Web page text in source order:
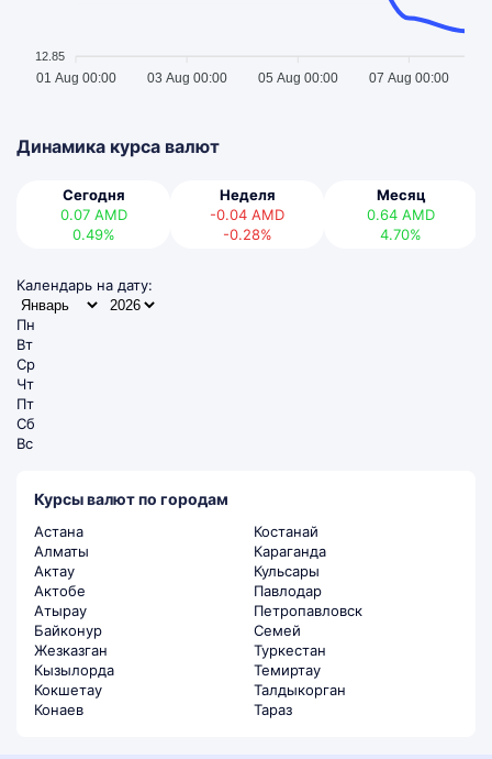
12.85
01 Aug 00:00 03 Aug 00:00 05 Aug 00:00 07 Aug 00:00
Динамика курса валют
Сегодня
0.07 AMD
0.49%
Неделя
-0.04 AMD
-0.28%
Месяц
0.64 AMD
4.70%
Календарь на дату:
Пн
Вт
Ср
Чт
Пт
Сб
Вс
Курсы валют по городам
Астана
Алматы
Актау
Актобе
Атырау
Байконур
Жезказган
Кызылорда
Кокшетау
Конаев
Костанай
Караганда
Кульсары
Павлодар
Петропавловск
Семей
Туркестан
Темиртау
Талдыкорган
Тараз